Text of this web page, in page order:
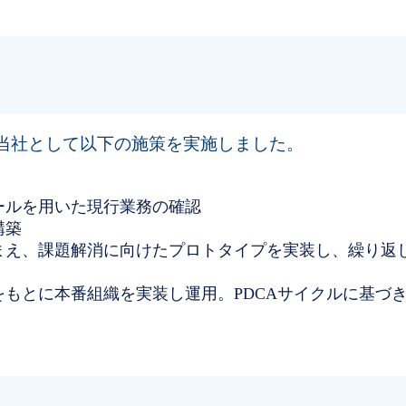
社として以下の施策を実施しました。
を用いた現行業務の確認
築
え、課題解消に向けたプロトタイプを実装し、繰り返
とに本番組織を実装し運用。PDCAサイクルに基づ